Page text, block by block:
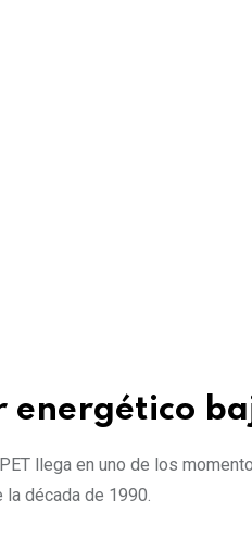
energético
llega en uno de los
la década de 1990.